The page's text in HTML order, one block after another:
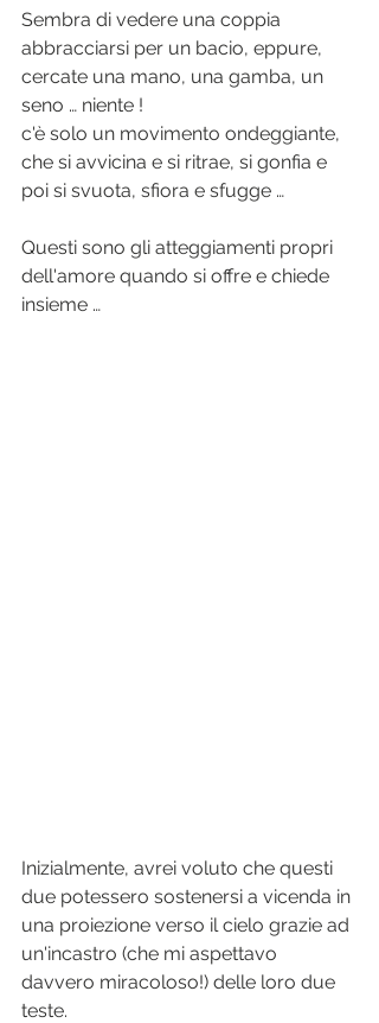
Sembra di vedere una coppia
abbracciarsi per un bacio, eppure,
cercate una mano, una gamba, un
seno … niente !
c'è solo un movimento ondeggiante,
che si avvicina e si ritrae, si gonfia e
poi si svuota, sfiora e sfugge …
Questi sono gli atteggiamenti propri
dell'amore quando si offre e chiede
insieme …
Inizialmente, avrei voluto che questi
due potessero sostenersi a vicenda in
una proiezione verso il cielo grazie ad
un'incastro (che mi aspettavo
davvero miracoloso!) delle loro due
teste.